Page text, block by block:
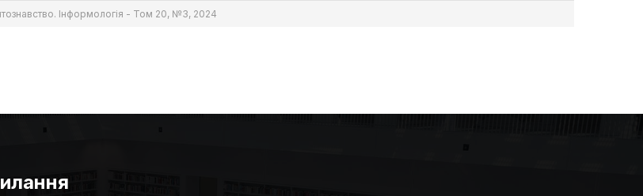
Інформологія - Том 20, №3, 2024